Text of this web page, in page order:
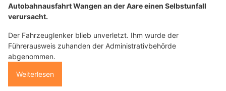
Autobahnausfahrt Wangen an der Aare einen Selbstunfall
verursacht.
Der Fahrzeuglenker blieb unverletzt. Ihm wurde der
Führerausweis zuhanden der Administrativbehörde
abgenommen.
Weiterlesen